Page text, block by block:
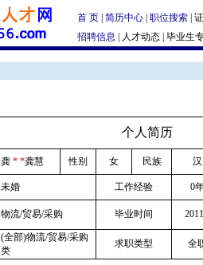
首 页 简历中心 职位搜索
招聘信息
人才动态 毕业生
个人简历
龚 * *龚慧 性别 女 民族 汉
未婚 工作经验 0
物流/贸易/采购 毕业时间
(全部)物流/贸易/采购
类
求职类型 全